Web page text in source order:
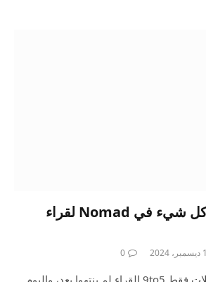
خصم 20% على كل شيء في Nomad لقراء
0
مبيعاتنا الحصرية للعطلات فقط 9to5 القراء لم ينتهوا بعد، واليوم